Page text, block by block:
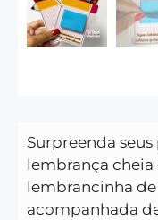
Surpreenda
lembrança cheia
lembrancinha de
acompanhada